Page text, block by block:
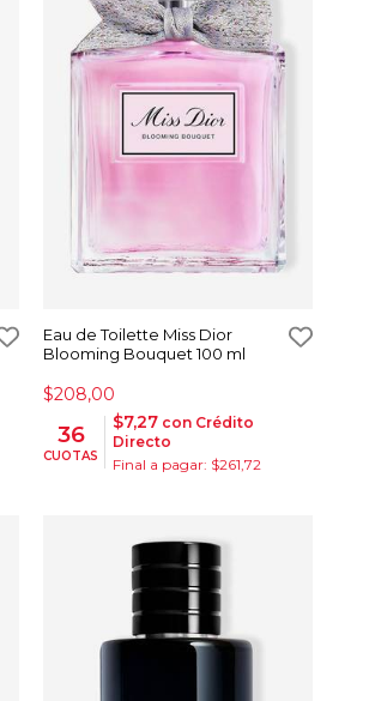
Eau de Toilette Miss Dior
Blooming Bouquet 100 ml
$208,00
36
CUOTAS
$7,27 con Crédito
Directo
Final a pagar: $261,72